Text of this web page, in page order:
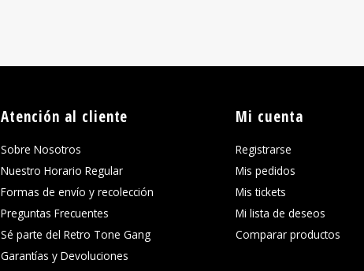
Atención al cliente
Sobre Nosotros
Nuestro Horario Regular
Formas de envío y recolección
Preguntas Frecuentes
Sé parte del Retro Tone Gang
Garantías y Devoluciones
Mi cuenta
Registrarse
Mis pedidos
Mis tickets
Mi lista de deseos
Comparar productos